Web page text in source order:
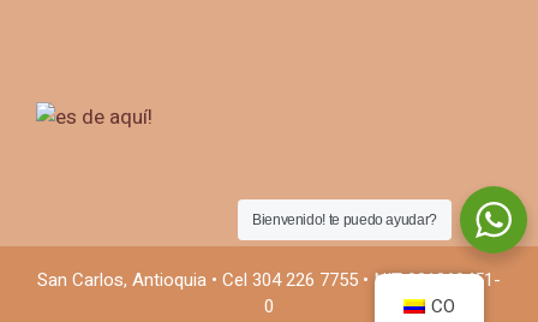
San Carlos, Antioquia • Cel 304 226 7755 • NIT 901360451-
0
CO
Bienvenido! te puedo ayudar?